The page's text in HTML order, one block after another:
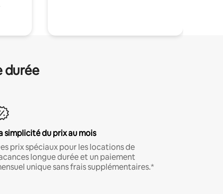
durée
simplicité du prix au mois
prix spéciaux pour les locations de
longue durée et un paiement
unique sans frais supplémentaires.*